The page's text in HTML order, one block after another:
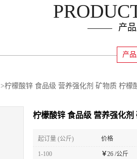
产
产
>柠檬酸锌 食品级 营养强化剂 矿物质 柠檬
柠檬酸锌 食品级 营养强化
起订量 (公斤) 价格
1-100 ￥26 /公斤